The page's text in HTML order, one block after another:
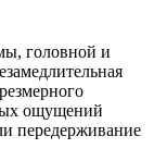
головной и
ощущений
передерживание